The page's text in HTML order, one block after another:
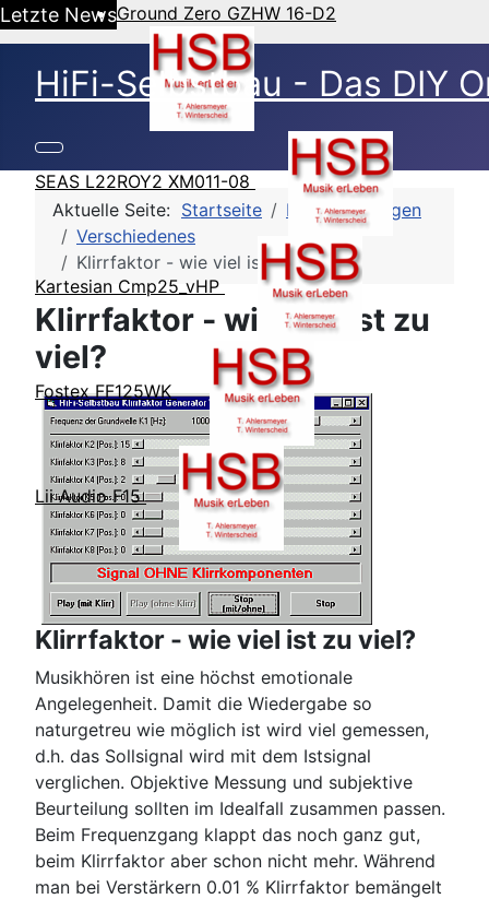
Letzte NewsGround Zero GZHW 16-D2
SEAS L22ROY2 XM011-08
Kartesian Cmp25_vHP
Fostex FF125WK
Lii Audio F15
HiFi-Selbstbau - Das DIY
Aktuelle Seite: Startseite
HSB Grundlagen
Verschiedenes
Klirrfaktor - wie viel ist zu viel?
Klirrfaktor - wie viel ist zu
viel?
Klirrfaktor - wie viel ist zu viel?
Musikhören ist eine höchst emotionale
Angelegenheit. Damit die Wiedergabe so
naturgetreu wie möglich ist wird viel gemessen,
d.h. das Sollsignal wird mit dem Istsignal
verglichen. Objektive Messung und subjektive
Beurteilung sollten im Idealfall zusammen passen.
Beim Frequenzgang klappt das noch ganz gut,
beim Klirrfaktor aber schon nicht mehr. Während
man bei Verstärkern 0.01 % Klirrfaktor bemängelt